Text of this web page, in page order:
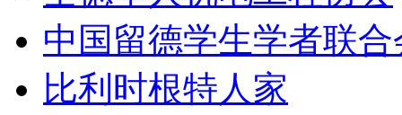
中国留德学生学者联合
比利时根特人家